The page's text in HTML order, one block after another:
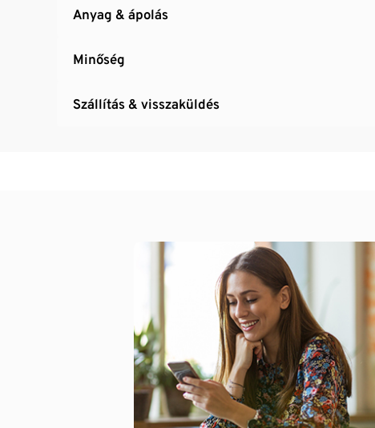
Anyag & ápolás
Minőség
Szállítás & visszaküldés